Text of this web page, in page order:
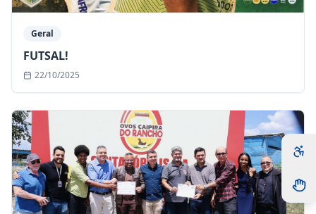
Geral
FUTSAL!
22/10/2025